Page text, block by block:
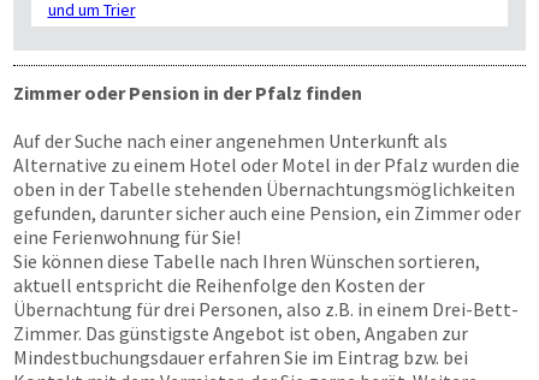
Zimmer oder Pension in der Pfalz finden
Auf der Suche nach einer angenehmen Unterkunft als
Alternative zu einem Hotel oder Motel in der Pfalz wurden die
oben in der Tabelle stehenden Übernachtungsmöglichkeiten
gefunden, darunter sicher auch eine Pension, ein Zimmer oder
eine Ferienwohnung für Sie!
Sie können diese Tabelle nach Ihren Wünschen sortieren,
aktuell entspricht die Reihenfolge den Kosten der
Übernachtung für drei Personen, also z.B. in einem Drei-Bett-
Zimmer. Das günstigste Angebot ist oben, Angaben zur
Mindestbuchungsdauer erfahren Sie im Eintrag bzw. bei